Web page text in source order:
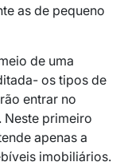
as de pequeno
de uma
os tipos de
entrar no
primeiro
apenas a
imobiliários.